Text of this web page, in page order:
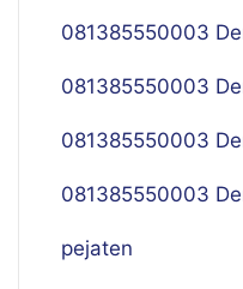
081385550003
081385550003
081385550003
081385550003
pejaten